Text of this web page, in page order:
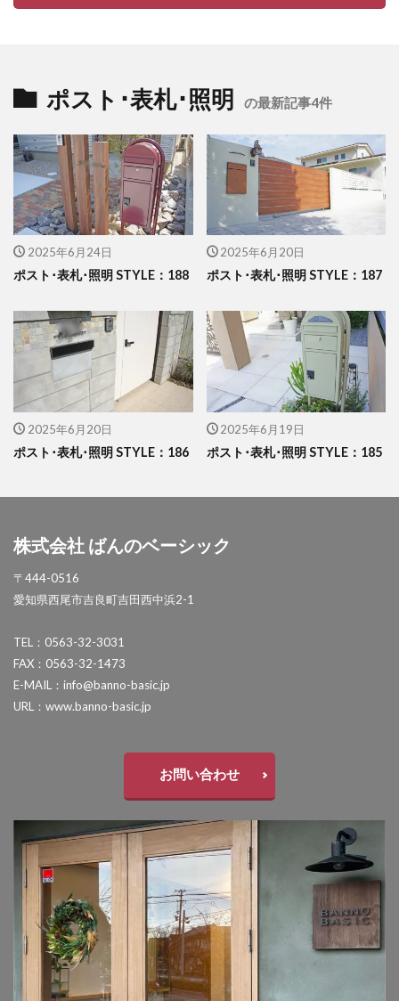
ポスト･表札･照明 の最新記事4件
2025年6月24日
ポスト･表札･照明 STYLE：188
2025年6月20日
ポスト･表札･照明 STYLE：187
2025年6月20日
ポスト･表札･照明 STYLE：186
2025年6月19日
ポスト･表札･照明 STYLE：185
株式会社 ばんのベーシック
〒444-0516
愛知県西尾市吉良町吉田西中浜2-1
TEL：0563-32-3031
FAX：0563-32-1473
E-MAIL：info@banno-basic.jp
URL：www.banno-basic.jp
お問い合わせ
YKK ルシアスポストユニット SD02型
アドヴァン オーシャンストーン
アマゾンジャラ
イナバ物置 ガレーディア
イナバ物置 タイヤストッカー
イナバ物置 ダストボックス
イナバ物置 ナイソー
イナバ物置 ネクスタ
イナバ物置 バイク保管庫
イナバ物置 フォルタ
イナバ物置 自転車置場 BFXタイプ
ウリン
エクスタイル アーバンフェンス
エクスタイル アーバンポールAD
エレント パークスワイド
エレント フォルテット
オオムラ ジェラシカ
カーポート
キャンペーン
きらまつり
ジャービス商事 アニマル蛇口
スタッフブログ
スノーホワイト
タカショー アートポート
タカショー エクスレッズウォールライト
タカショー エバーアートウッドフェンス
タカショー エバースクリーン
タカショー シンプルシェード
タカショー セラウォール
タカショー セラクラシック
タカショー セラトップストーンタイル
タカショー セラレバンテ
タカショー タンモクウッド
タカショー デザインパネルⅡ